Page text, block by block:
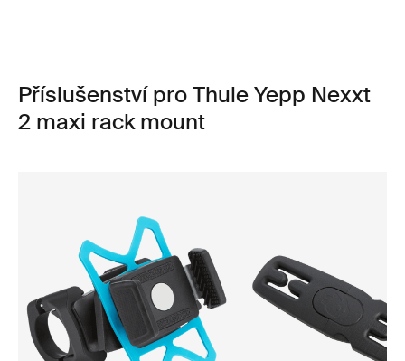
Příslušenství pro Thule Yepp Nexxt
2 maxi rack mount